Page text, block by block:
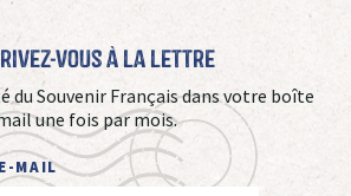
vous à La Lettre
du Souvenir Français dans votre boîte
une fois par mois.
MAIL